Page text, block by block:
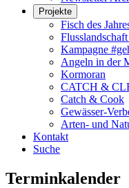
Projekte
Fisch des
Kampagne
Angeln in der
Kormoran
CATCH &
Catch & Cook
Gewässer-
Arten- und
Kontakt
Suche
Terminkalender